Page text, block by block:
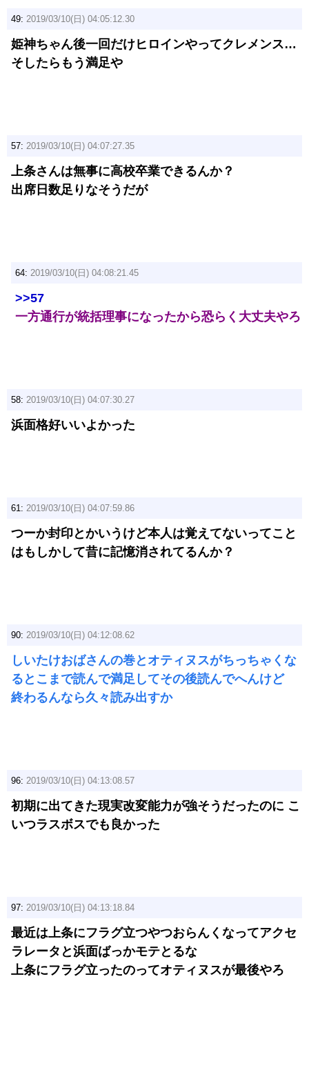
49: 2019/03/10(日) 04:05:12.30
姫神ちゃん後一回だけヒロインやってクレメンス…
そしたらもう満足や
57: 2019/03/10(日) 04:07:27.35
上条さんは無事に高校卒業できるんか？
出席日数足りなそうだが
64: 2019/03/10(日) 04:08:21.45
>>57
一方通行が統括理事になったから恐らく大丈夫やろ
58: 2019/03/10(日) 04:07:30.27
浜面格好いいよかった
61: 2019/03/10(日) 04:07:59.86
つーか封印とかいうけど本人は覚えてないってこと
はもしかして昔に記憶消されてるんか？
90: 2019/03/10(日) 04:12:08.62
しいたけおばさんの巻とオティヌスがちっちゃくな
るとこまで読んで満足してその後読んでへんけど
終わるんなら久々読み出すか
96: 2019/03/10(日) 04:13:08.57
初期に出てきた現実改変能力が強そうだったのに こ
いつラスボスでも良かった
97: 2019/03/10(日) 04:13:18.84
最近は上条にフラグ立つやつおらんくなってアクセ
ラレータと浜面ばっかモテとるな
上条にフラグ立ったのってオティヌスが最後やろ